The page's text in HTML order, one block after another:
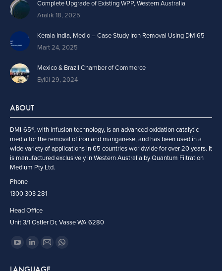
Complete Upgrade of Existing WPP, Western Australia
Aralık 18, 2025
Kerala India, Medio – Case Study Iron Removal Using DMI65
Mart 24, 2025
Mexico & Brazil Chamber of Commerce
Eylül 29, 2024
ABOUT
DMI-65®, with infusion technology, is an advanced oxidation catalytic
media for the removal of iron and manganese, and has been used in a
wide variety of applications in 65 countries worldwide for over 20 years. It
is manufactured exclusively in Western Australia by Quantum Filtration
Medium Pty Ltd.
Phone
1300 303 281
Head Office
Unit 3/1 Ostler Dr, Vasse WA 6280
Find us on:
Mail Whatsapp